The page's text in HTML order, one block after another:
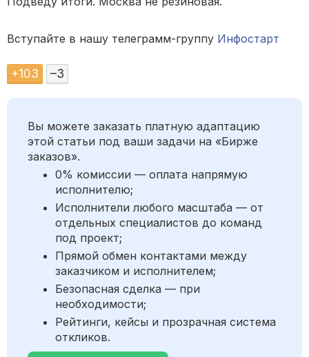
Вступайте в нашу телеграмм-группу Инфостарт
+103 –3
Вы можете заказать платную адаптацию
этой статьи под ваши задачи на «Бирже
заказов».
0% комиссии — оплата напрямую
исполнителю;
Исполнители любого масштаба — от
отдельных специалистов до команд
под проект;
Прямой обмен контактами между
заказчиком и исполнителем;
Безопасная сделка — при
необходимости;
Рейтинги, кейсы и прозрачная система
откликов.